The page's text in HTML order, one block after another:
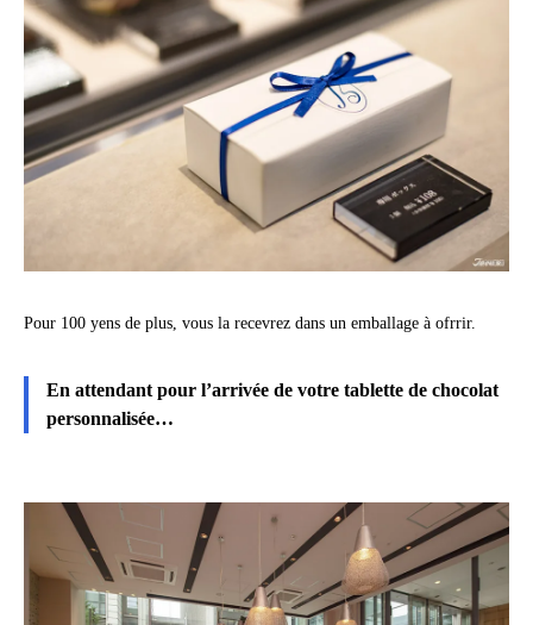
Pour 100 yens de plus, vous la recevrez dans un emballage à ofrrir.
En attendant pour l’arrivée de votre tablette de chocolat
personnalisée…